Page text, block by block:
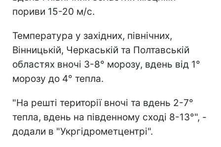
пориви 15-20 м/с.
Температура у західних, північних,
Вінницькій, Черкаській та Полтавській
областях вночі 3-8° морозу, вдень від 1°
морозу до 4° тепла.
"На решті території вночі та вдень 2-7°
тепла, вдень на південному сході 8-13°", -
додали в "Укргідрометцентрі".